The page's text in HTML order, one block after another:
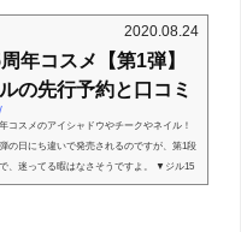
2020.08.24
年コスメ【第1弾】
の先行予約と口コミ
コスメのアイシャドウやチークやネイル！
の日にち違いで発売されるのですが、第1段
、迷ってる暇はなさそうですよ。 ▼ジル15